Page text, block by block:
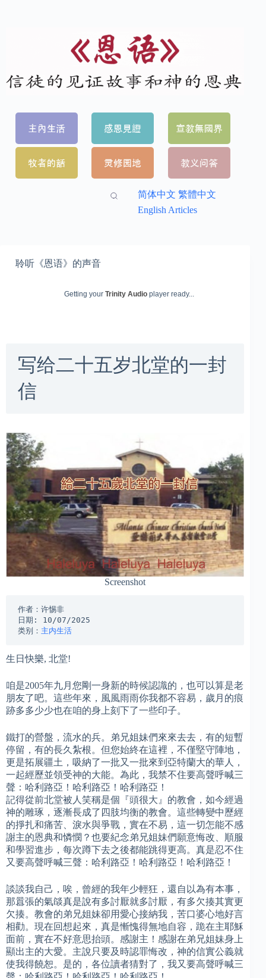
简体中文 繁體中文
English Articles
聆听《恩语》的声音
Getting your Trinity Audio player ready...
写给二十五岁北堂的一封
信
Screenshot
作者：许惕非
日期: 10/07/2025
类别： 主内生活
生日快樂, 北堂!
咱是2005年九月您剛一身新的時候認識的，也可以算是老
朋友了吧。這些年來，風風雨雨你我都不容易，歲月的痕
跡多多少少也在咱的身上刻下了一些印子。
鐵打的營盤，流水的兵。弟兄姐妹們來來去去，有的短暫
停留，有的長久紮根。但您始終在這裡，不僅堅守陣地，
更是拓展疆土，吸納了一批又一批來到亞特蘭大的華人，
一起經歷並領受神的大能。為此，我禁不住要高聲呼喊三
聲：哈利路亞！哈利路亞！哈利路亞！
記得從前北堂被人笑稱是個『頭很大』的教會，如今經過
神的雕琢，逐漸長成了四肢均衡的教會。這些轉變中歷經
的掙扎和痛苦、淚水與爭戰，實在不易，這一切怎能不感
謝主的恩典和憐憫？也要紀念弟兄姐妹們願意悔改、順服
和學習進步，每次蹲下去之後都能跳得更高。真是忍不住
又要高聲呼喊三聲：哈利路亞！哈利路亞！哈利路亞！
談談我自己，唉，曾經的我年少輕狂，還自以為有本事，
那囂張的氣燄真是說有多討厭就多討厭，有多欠揍其實更
欠揍。教會的弟兄姐妹卻用愛心接納我，苦口婆心地好言
相勸。現在回想起來，真是慚愧得無地自容，跪在主耶穌
面前，實在不好意思抬頭。感謝主！感謝在弟兄姐妹身上
顯出主的大愛。主說只要及時認罪悔改，神的信實公義就
使我得饒恕。是的，各位讀者猜對了，我又要高聲呼喊三